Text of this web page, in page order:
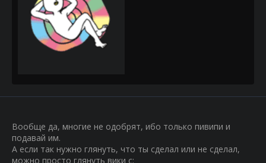
Вообще да, многие не одобрят, ибо только пивипи и
подавай им.
А если так нужно глянуть, что ты сделал или не сделал,
можно просто глянуть вики с: